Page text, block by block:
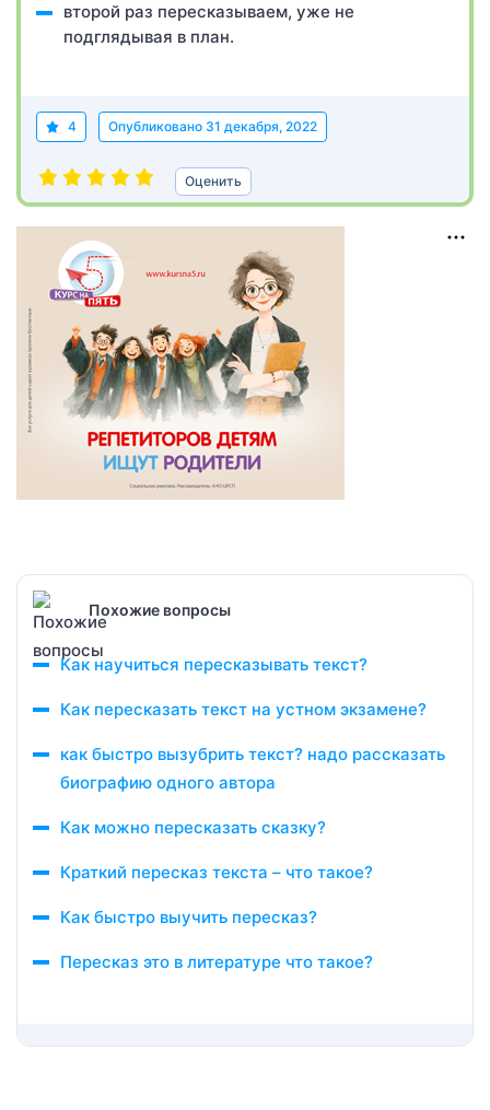
второй раз пересказываем, уже не
подглядывая в план.
4 Опубликовано 31 декабря, 2022
Оценить
Похожие вопросы
Как научиться пересказывать текст?
Как пересказать текст на устном экзамене?
как быстро вызубрить текст? надо рассказать
биографию одного автора
Как можно пересказать сказку?
Краткий пересказ текста – что такое?
Как быстро выучить пересказ?
Пересказ это в литературе что такое?